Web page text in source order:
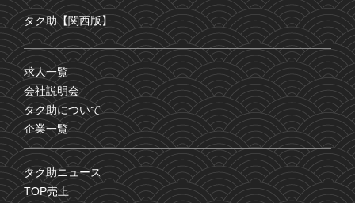
タク助【関西版】
求人一覧
会社説明会
タク助について
企業一覧
タク助ニュース
TOP売上